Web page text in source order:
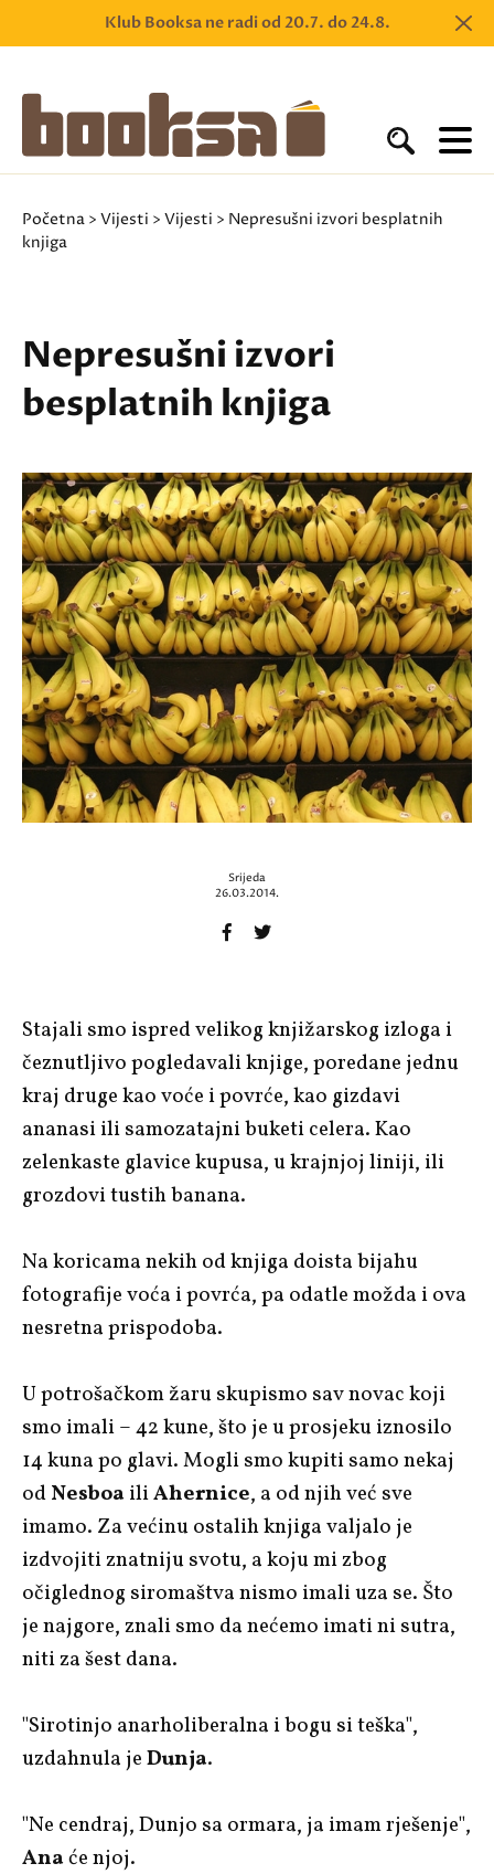
Klub Booksa ne radi od 20.7. do 24.8.
Početna > Vijesti > Vijesti > Nepresušni izvori besplatnih
knjiga
Nepresušni izvori
besplatnih knjiga
Srijeda
26.03.2014.
Stajali smo ispred velikog knjižarskog izloga i
čeznutljivo pogledavali knjige, poredane jednu
kraj druge kao voće i povrće, kao gizdavi
ananasi ili samozatajni buketi celera. Kao
zelenkaste glavice kupusa, u krajnjoj liniji, ili
grozdovi tustih banana.
Na koricama nekih od knjiga doista bijahu
fotografije voća i povrća, pa odatle možda i ova
nesretna prispodoba.
U potrošačkom žaru skupismo sav novac koji
smo imali – 42 kune, što je u prosjeku iznosilo
14 kuna po glavi. Mogli smo kupiti samo nekaj
odNesboailiAhernice, a od njih već sve
imamo. Za većinu ostalih knjiga valjalo je
izdvojiti znatniju svotu, a koju mi zbog
očiglednog siromaštva nismo imali uza se. Što
je najgore, znali smo da nećemo imati ni sutra,
niti za šest dana.
"Sirotinjo anarholiberalna i bogu si teška",
uzdahnula jeDunja.
"Ne cendraj, Dunjo sa ormara, ja imam rješenje",
Anaće njoj.